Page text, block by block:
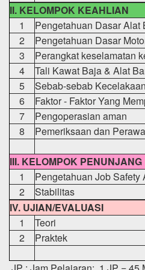
II. KELOMPOK KEAHLIAN
1
Pengetahuan Dasar Alat
2
Pengetahuan Dasar
3
Perangkat keselamatan
4
Tali Kawat Baja & Alat
5
Sebab-sebab
6
Faktor - Faktor Yang
7
Pengoperasian aman
8
Pemeriksaan dan
III. KELOMPOK PENUNJANG
1
Pengetahuan Job Safety
2
Stabilitas
IV. UJIAN/EVALUASI
1
Teori
2
Praktek